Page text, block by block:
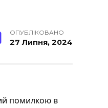
ОПУБЛІКОВАНО
27 Липня, 2024
помилкою в